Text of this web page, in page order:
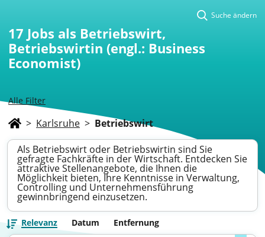
Alle Filter
Suche ändern
17 Jobs als Betriebswirt,
Betriebswirtin (engl.: Business
Economist)
> Karlsruhe > Betriebswirt
Als Betriebswirt oder Betriebswirtin sind Sie
gefragte Fachkräfte in der Wirtschaft. Entdecken Sie
attraktive Stellenangebote, die Ihnen die
Möglichkeit bieten, Ihre Kenntnisse in Verwaltung,
Controlling und Unternehmensführung
gewinnbringend einzusetzen.
Relevanz Datum Entfernung